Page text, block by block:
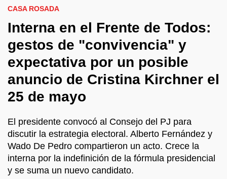
CASA ROSADA
Interna en el Frente de Todos:
gestos de "convivencia" y
expectativa por un posible
anuncio de Cristina Kirchner el
25 de mayo
El presidente convocó al Consejo del PJ para
discutir la estrategia electoral. Alberto Fernández y
Wado De Pedro compartieron un acto. Crece la
interna por la indefinición de la fórmula presidencial
y se suma un nuevo candidato.